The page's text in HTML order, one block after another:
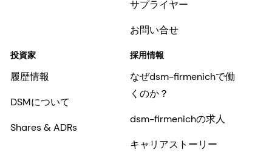
サプライヤー
お問い合せ
投資家
履歴情報
DSMについて
Shares & ADRs
採用情報
なぜdsm-firmenichで働
くのか？
dsm-firmenichの求人
キャリアストーリー